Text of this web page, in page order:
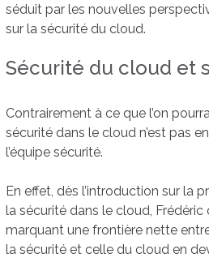
séduit par les nouvelles
sur la sécurité du cloud.
Sécurité du cloud et
Contrairement à ce que l’on
sécurité dans le cloud n’est pas
l’équipe sécurité.
En effet, dès l’introduction sur la
la sécurité dans le cloud, Frédéric
marquant une frontière nette
la sécurité et celle du cloud en